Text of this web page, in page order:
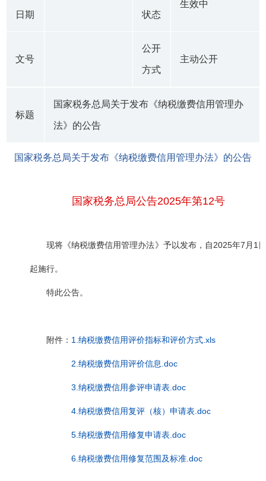
日期 状态
生效中
文号
公开
方式
主动公开
标题
国家税务总局关于发布《纳税缴费信用管理办
法》的公告
国家税务总局关于发布《纳税缴费信用管理办法》的公告
国家税务总局公告2025年第12号
现将《纳税缴费信用管理办法》予以发布，自2025年7月1日
起施行。
特此公告。
附件： 1.纳税缴费信用评价指标和评价方式.xls
2.纳税缴费信用评价信息.doc
3.纳税缴费信用参评申请表.doc
4.纳税缴费信用复评（核）申请表.doc
5.纳税缴费信用修复申请表.doc
6.纳税缴费信用修复范围及标准.doc